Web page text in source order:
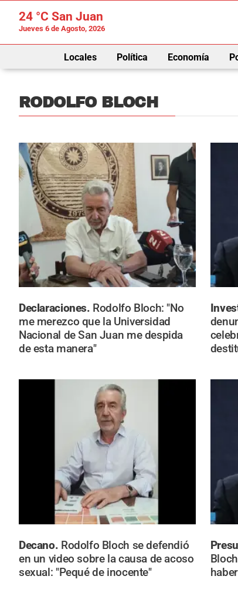
24 °C San Juan
Jueves 6 de Agosto, 2026
Locales Política Economía
RODOLFO BLOCH
Declaraciones. Rodolfo Bloch: "No
me merezco que la Universidad
Nacional de San Juan me despida
de esta manera"
Decano. Rodolfo Bloch se defendió
en un video sobre la causa de acoso
sexual: "Pequé de inocente"